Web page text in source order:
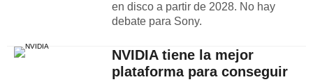
en disco a partir de 2028. No hay
debate para Sony.
NVIDIA tiene la mejor
plataforma para conseguir